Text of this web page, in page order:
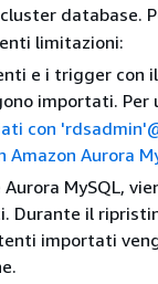
database.
limitazioni:
e i trigger con
importati. Per
con
Aurora
MySQL,
Durante il
importati